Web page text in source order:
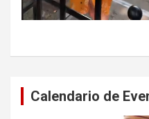
Calendario de